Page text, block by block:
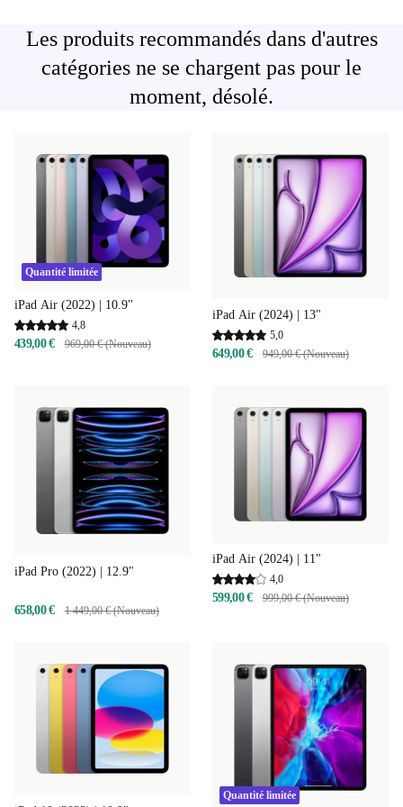
Les produits recommandés dans d'autres
catégories ne se chargent pas pour le
moment, désolé.
Quantité limitée
iPad Air (2022) | 10.9"
4,8
439,00 € 969,00 € (Nouveau)
iPad Air (2024) | 13"
5,0
649,00 € 949,00 € (Nouveau)
iPad Pro (2022) | 12.9"
658,00 € 1 449,00 € (Nouveau)
iPad Air (2024) | 11"
4,0
599,00 € 999,00 € (Nouveau)
Quantité limitée